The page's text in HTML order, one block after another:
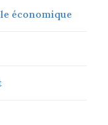
économique